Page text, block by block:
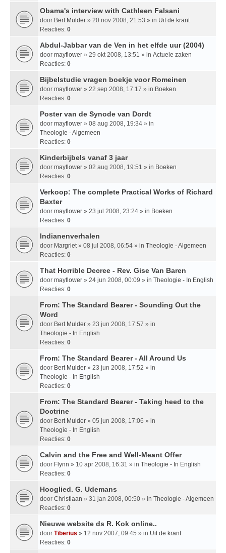
Obama's interview with Cathleen Falsani
door Bert Mulder » 20 nov 2008, 21:53 » in Uit de krant
Reacties: 0
Abdul-Jabbar van de Ven in het elfde uur (2004)
door mayflower » 29 okt 2008, 13:51 » in Actuele zaken
Reacties: 0
Bijbelstudie vragen boekje voor Romeinen
door mayflower » 22 sep 2008, 17:17 » in Boeken
Reacties: 0
Poster van de Synode van Dordt
door mayflower » 08 aug 2008, 19:34 » in
Theologie - Algemeen
Reacties: 0
Kinderbijbels vanaf 3 jaar
door mayflower » 02 aug 2008, 19:51 » in Boeken
Reacties: 0
Verkoop: The complete Practical Works of Richard
Baxter
door mayflower » 23 jul 2008, 23:24 » in Boeken
Reacties: 0
Indianenverhalen
door Margriet » 08 jul 2008, 06:54 » in Theologie - Algemeen
Reacties: 0
That Horrible Decree - Rev. Gise Van Baren
door mayflower » 24 jun 2008, 00:09 » in Theologie - In English
Reacties: 0
From: The Standard Bearer - Sounding Out the
Word
door Bert Mulder » 23 jun 2008, 17:57 » in
Theologie - In English
Reacties: 0
From: The Standard Bearer - All Around Us
door Bert Mulder » 23 jun 2008, 17:52 » in
Theologie - In English
Reacties: 0
From: The Standard Bearer - Taking heed to the
Doctrine
door Bert Mulder » 05 jun 2008, 17:06 » in
Theologie - In English
Reacties: 0
Calvin and the Free and Well-Meant Offer
door Flynn » 10 apr 2008, 16:31 » in Theologie - In English
Reacties: 0
Hooglied. G. Udemans
door Christiaan » 31 jan 2008, 00:50 » in Theologie - Algemeen
Reacties: 0
Nieuwe website ds R. Kok online..
door Tiberius » 12 nov 2007, 09:45 » in Uit de krant
Reacties: 0